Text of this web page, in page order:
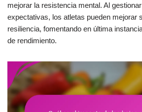
mejorar la resistencia mental. Al
expectativas, los atletas pueden mejorar
resiliencia, fomentando en última
de rendimiento.